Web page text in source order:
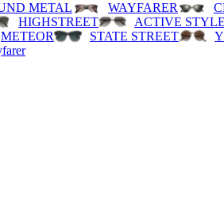
METAL WAYFARER
HIGHSTREET ACTIVE STYLE
METEOR STATE STREET